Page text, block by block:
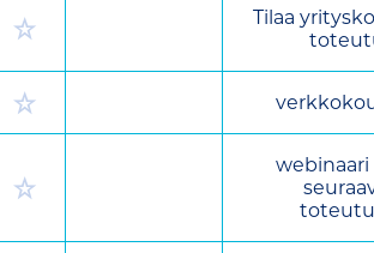
Tilaa
webinaari